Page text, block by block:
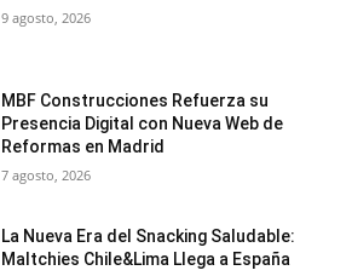
9 agosto, 2026
MBF Construcciones Refuerza su
Presencia Digital con Nueva Web de
Reformas en Madrid
7 agosto, 2026
La Nueva Era del Snacking Saludable:
Maltchies Chile&Lima Llega a España